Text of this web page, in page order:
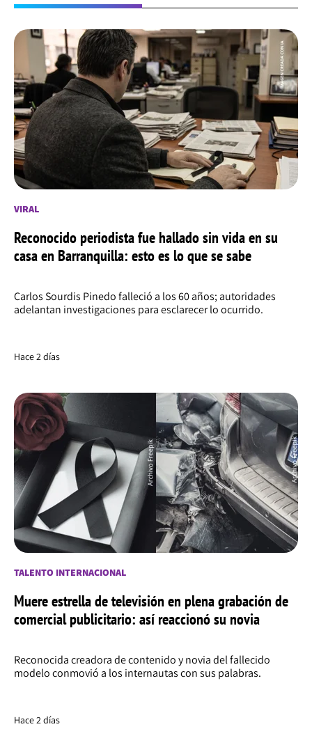
VIRAL
Reconocido periodista fue hallado sin vida en su
casa en Barranquilla: esto es lo que se sabe
Carlos Sourdis Pinedo falleció a los 60 años; autoridades
adelantan investigaciones para esclarecer lo ocurrido.
Hace 2 días
TALENTO INTERNACIONAL
Muere estrella de televisión en plena grabación de
comercial publicitario: así reaccionó su novia
Reconocida creadora de contenido y novia del fallecido
modelo conmovió a los internautas con sus palabras.
Hace 2 días